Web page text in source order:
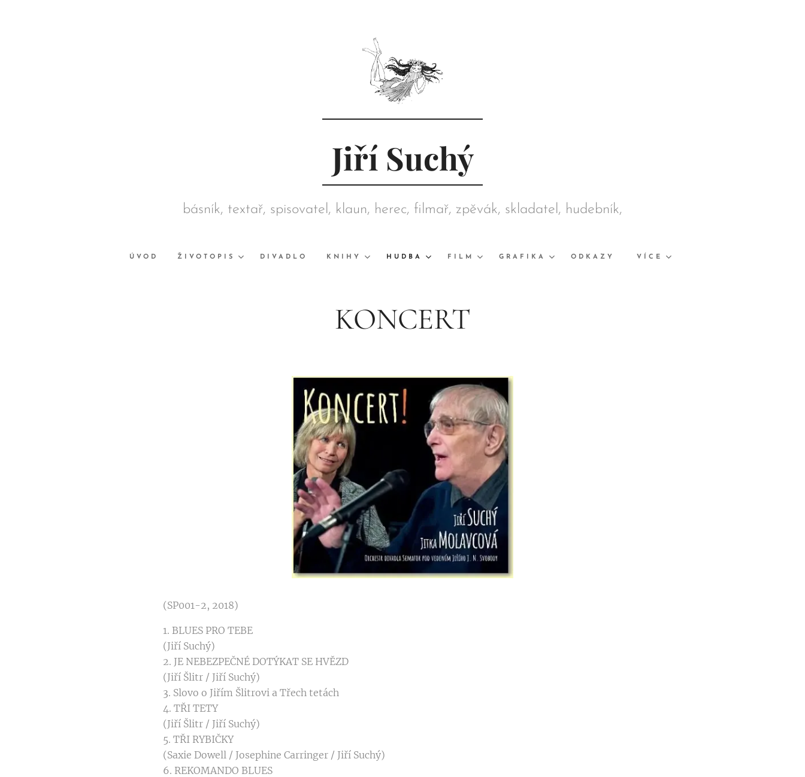
Jiří Suchý
básník, textař, spisovatel, klaun, herec, filmař, zpěvák, skladatel, hudebník,
ÚVOD ŽIVOTOPIS DIVADLO KNIHY HUDBA FILM GRAFIKA ODKAZY VÍCE
KONCERT
(SP001-2, 2018)
1. BLUES PRO TEBE
(Jiří Suchý)
2. JE NEBEZPEČNÉ DOTÝKAT SE HVĚZD
(Jiří Šlitr / Jiří Suchý)
3. Slovo o Jiřím Šlitrovi a Třech tetách
4. TŘI TETY
(Jiří Šlitr / Jiří Suchý)
5. TŘI RYBIČKY
(Saxie Dowell / Josephine Carringer / Jiří Suchý)
6. REKOMANDO BLUES